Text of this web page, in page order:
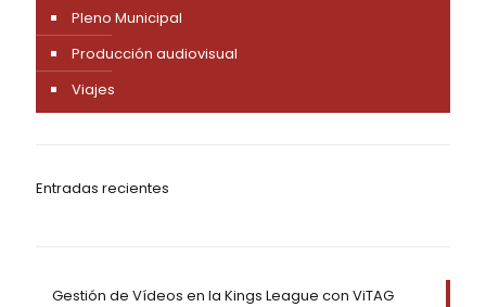
Pleno Municipal
Producción audiovisual
Viajes
Entradas recientes
Gestión de Vídeos en la Kings League con ViTAG